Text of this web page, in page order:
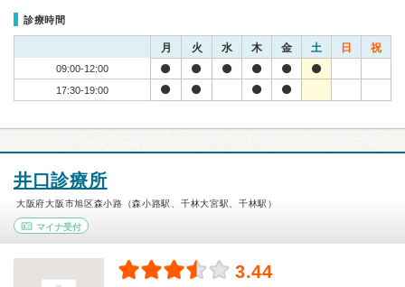
診療時間
月 火 水 木 金 土 日 祝
09:00-12:00
17:30-19:00
井口診療所
大阪府大阪市旭区森小路（森小路駅、千林大宮駅、千林駅）
マイナ受付
3.44